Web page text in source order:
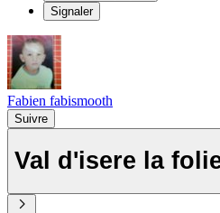
Signaler
Fabien fabismooth
Suivre
Val d'isere la